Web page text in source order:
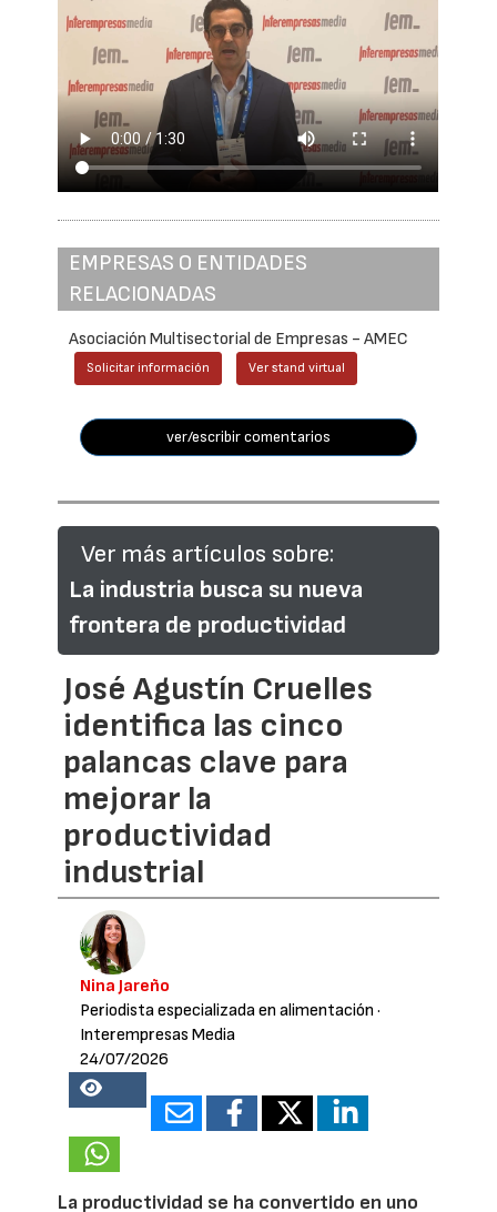
EMPRESAS O ENTIDADES
RELACIONADAS
Asociación Multisectorial de Empresas - AMEC
Solicitar información Ver stand virtual
ver/escribir comentarios
Ver más artículos sobre:
La industria busca su nueva
frontera de productividad
José Agustín Cruelles
identifica las cinco
palancas clave para
mejorar la
productividad
industrial
Nina Jareño
Periodista especializada en alimentación ·
Interempresas Media
24/07/2026
19785
La productividad se ha convertido en uno